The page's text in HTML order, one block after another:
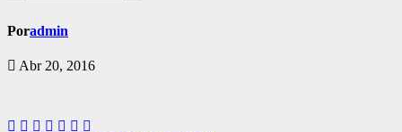
Poradmin
Abr 20, 2016